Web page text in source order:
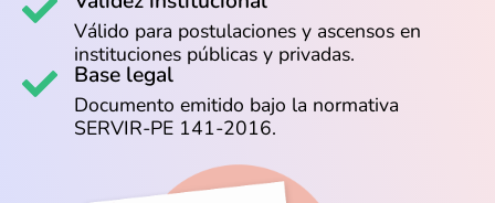
Válido para postulaciones y ascensos en
instituciones públicas y privadas.
Base legal
Documento emitido bajo la normativa
SERVIR-PE 141-2016.